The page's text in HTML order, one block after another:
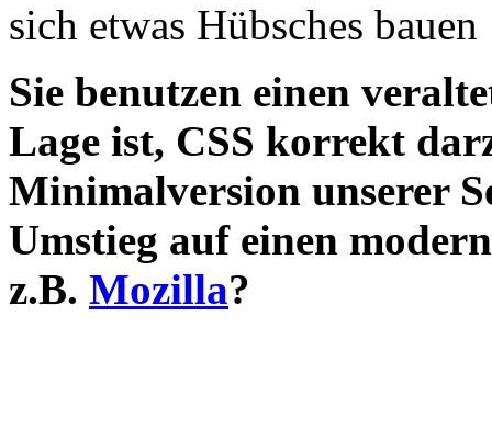
sich etwas Hübsches bauen
Sie benutzen einen
Lage ist, CSS korrekt
Minimalversion unserer
Umstieg auf einen
z.B. Mozilla?